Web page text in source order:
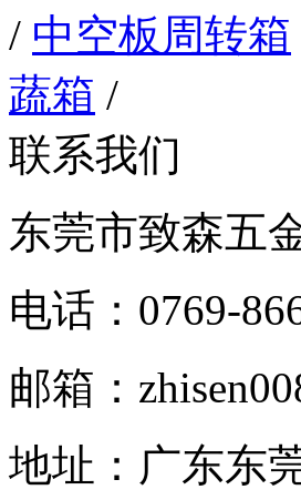
/ 中空板周转箱
蔬箱 /
联系我们
东莞市致森五
电话：0769-
邮箱：
地址：广东东